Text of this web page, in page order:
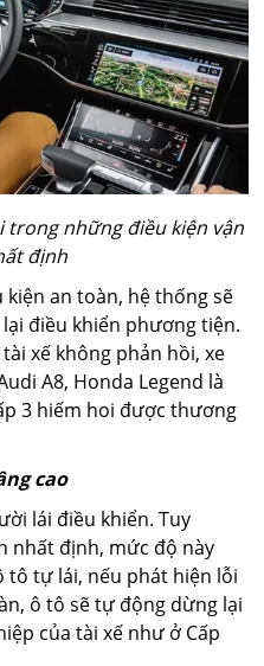
trong những điều kiện vận
định
an toàn, hệ thống sẽ
điều khiển phương tiện.
xế không phản hồi, xe
A8, Honda Legend là
3 hiếm hoi được thương
cao
lái điều khiển. Tuy
nhất định, mức độ này
tô tự lái, nếu phát hiện lỗi
ô tô sẽ tự động dừng lại
của tài xế như ở Cấp